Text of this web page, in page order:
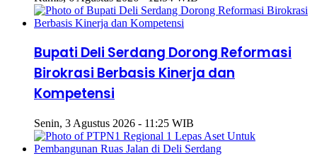
Bupati Deli Serdang Dorong Reformasi
Birokrasi Berbasis Kinerja dan
Kompetensi
Senin, 3 Agustus 2026 - 11:25 WIB